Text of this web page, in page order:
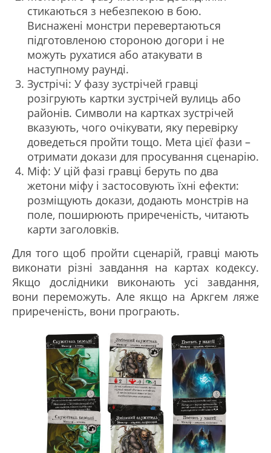
стикаються з небезпекою в бою.
Виснажені монстри перевертаються
підготовленою стороною догори і не
можуть рухатися або атакувати в
наступному раунді.
Зустрічі: У фазу зустрічей гравці
розігрують картки зустрічей вулиць або
районів. Символи на картках зустрічей
вказують, чого очікувати, яку перевірку
доведеться пройти тощо. Мета цієї фази –
отримати докази для просування сценарію.
Міф: У цій фазі гравці беруть по два
жетони міфу і застосовують їхні ефекти:
розміщують докази, додають монстрів на
поле, поширюють приреченість, читають
карти заголовків.
Для того щоб пройти сценарій, гравці мають
виконати різні завдання на картах кодексу.
Якщо дослідники виконають усі завдання,
вони переможуть. Але якщо на Аркгем ляже
приреченість, вони програють.